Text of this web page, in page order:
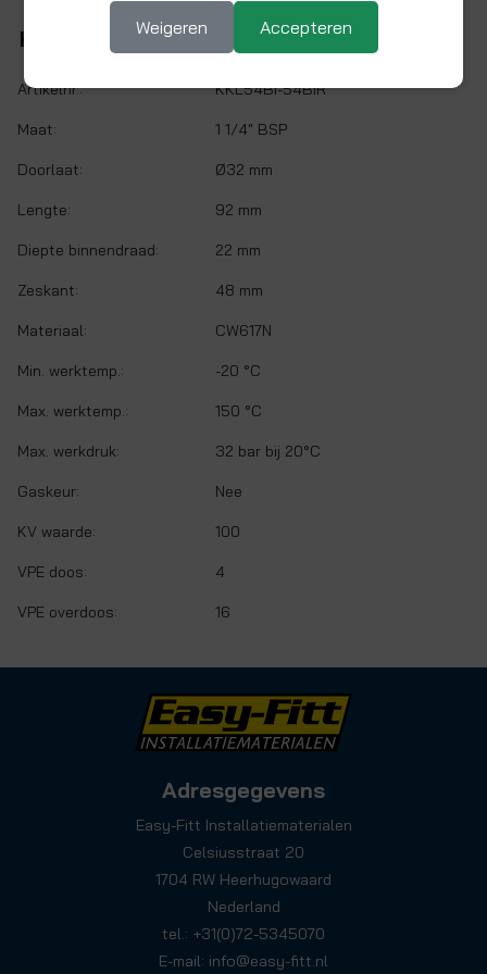
Kenmerken
Artikelnr.: KKL54BI-54BIR
Maat: 1 1/4" BSP
Doorlaat: Ø32 mm
Lengte: 92 mm
Diepte binnendraad: 22 mm
Zeskant: 48 mm
Materiaal: CW617N
Min. werktemp.: -20 °C
Max. werktemp.: 150 °C
Max. werkdruk: 32 bar bij 20°C
Gaskeur: Nee
KV waarde: 100
VPE doos: 4
VPE overdoos: 16
Adresgegevens
Easy-Fitt Installatiematerialen
Celsiusstraat 20
1704 RW Heerhugowaard
Nederland
tel.: +31(0)72-5345070
E-mail: info@easy-fitt.nl
Weigeren Accepteren